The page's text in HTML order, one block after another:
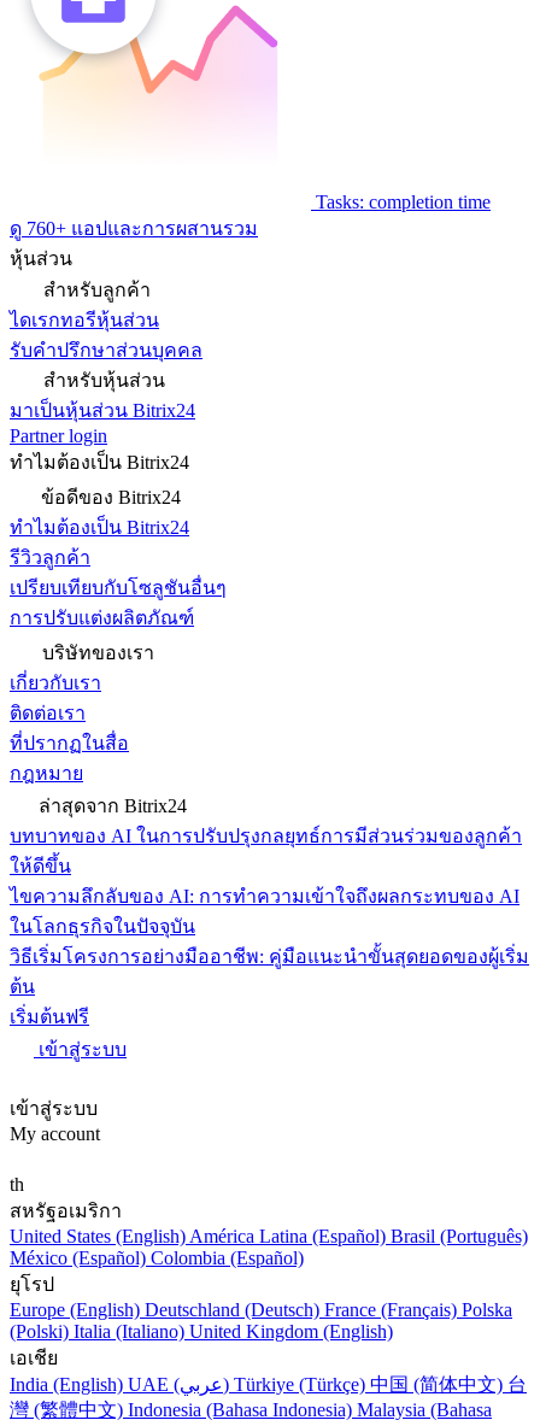
Tasks: completion time
ดู 760+ แอปและการผสานรวม
หุ้นส่วน
สำหรับลูกค้า
ไดเรกทอรีหุ้นส่วน
รับคำปรึกษาส่วนบุคคล
สำหรับหุ้นส่วน
มาเป็นหุ้นส่วน Bitrix24
Partner login
ทำไมต้องเป็น Bitrix24
ข้อดีของ Bitrix24
ทำไมต้องเป็น Bitrix24
รีวิวลูกค้า
เปรียบเทียบกับโซลูชันอื่นๆ
การปรับแต่งผลิตภัณฑ์
บริษัทของเรา
เกี่ยวกับเรา
ติดต่อเรา
ที่ปรากฏในสื่อ
กฎหมาย
ล่าสุดจาก Bitrix24
บทบาทของ AI ในการปรับปรุงกลยุทธ์การมีส่วนร่วมของลูกค้า
ให้ดีขึ้น
ไขความลึกลับของ AI: การทำความเข้าใจถึงผลกระทบของ AI
ในโลกธุรกิจในปัจจุบัน
วิธีเริ่มโครงการอย่างมืออาชีพ: คู่มือแนะนำขั้นสุดยอดของผู้เริ่ม
ต้น
เริ่มต้นฟรี
เข้าสู่ระบบ
เข้าสู่ระบบ
My account
th
สหรัฐอเมริกา
United States (English) América Latina (Español) Brasil (Português)
México (Español) Colombia (Español)
ยุโรป
Europe (English) Deutschland (Deutsch) France (Français) Polska
(Polski) Italia (Italiano) United Kingdom (English)
เอเชีย
India (English)
UAE (عربي) Türkiye (Türkçe) 中国 (简体中文) 台
灣 (繁體中文) Indonesia (Bahasa Indonesia) Malaysia (Bahasa